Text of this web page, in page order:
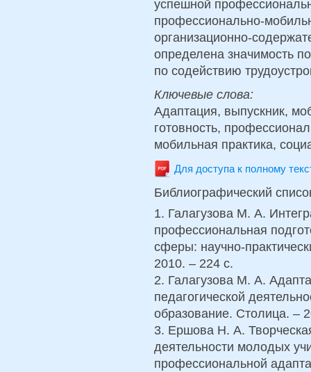
успешной
профессионально-
организационно-
определена значимость
по содействию
Ключевые слова:
Адаптация, выпускник,
готовность,
мобильная практика,
Для доступа к полному
Библиографический
1. Галагузова М. А.
профессиональная
сферы: научно-
2010. – 224 с.
2. Галагузова М. А.
педагогической
образование. Столица. –
3. Ершова Н. А.
деятельности молодых
профессиональной